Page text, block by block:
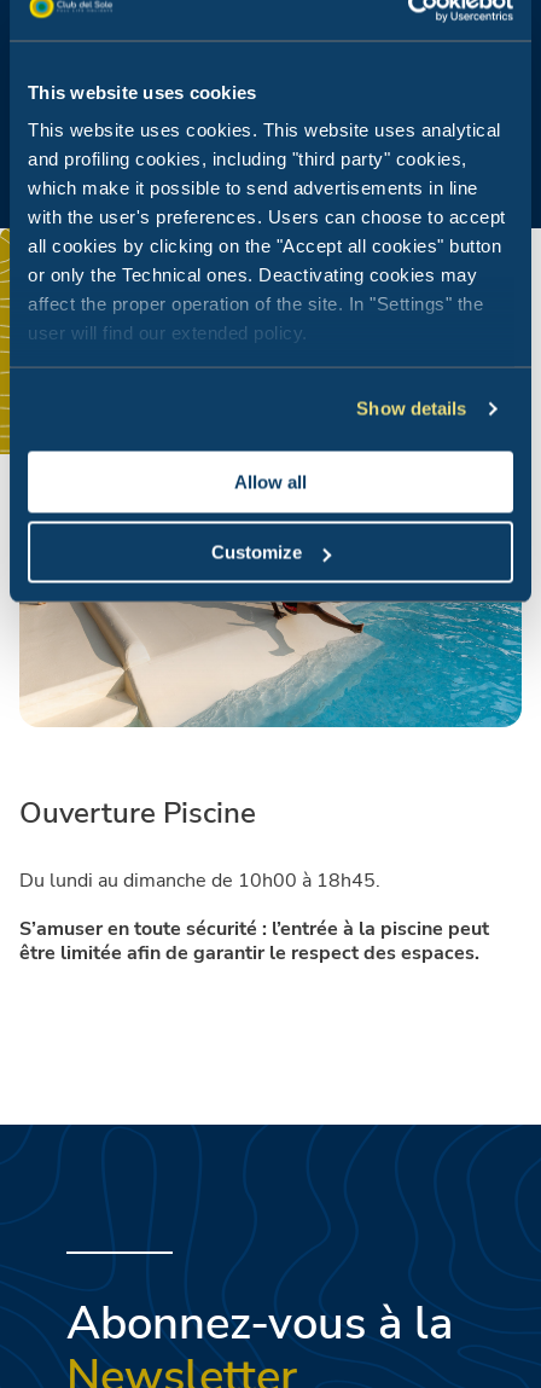
This website uses cookies
This website uses cookies. This website uses analytical
and profiling cookies, including "third party" cookies,
which make it possible to send advertisements in line
with the user's preferences. Users can choose to accept
all cookies by clicking on the "Accept all cookies" button
or only the Technical ones. Deactivating cookies may
affect the proper operation of the site. In "Settings" the
user will find our extended policy.
Show details
Allow all
Customize
Piscine Enfants
Ouverture Piscine
Du lundi au dimanche de 10h00 à 18h45.
S’amuser en toute sécurité : l’entrée à la piscine peut
être limitée afin de garantir le respect des espaces.
Abonnez-vous à la